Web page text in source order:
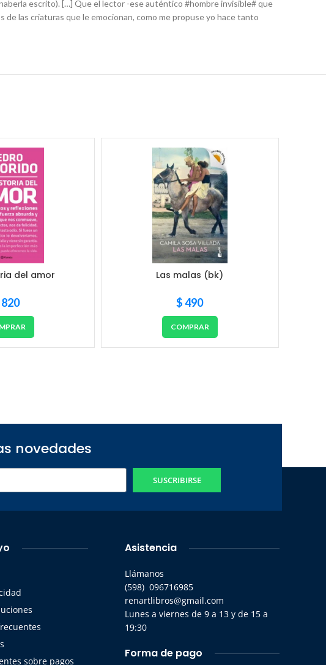
escrito). […] Que el lector -ese auténtico #hombre invisible# que
las criaturas que le emocionan, como me propuse yo hace tanto
del amor
820
Las malas (bk)
$490
COMPRAR
novedades
SUSCRIBIRSE
sobre pagos
Asistencia
Llámanos
(598) 096716985
renartlibros@gmail.com
Lunes a viernes de 9 a 13 y de 15 a
19:30
Forma de pago